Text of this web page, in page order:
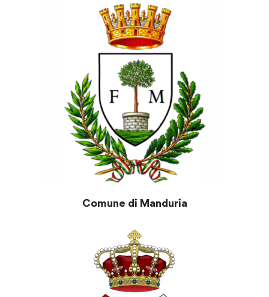
Comune di Manduria